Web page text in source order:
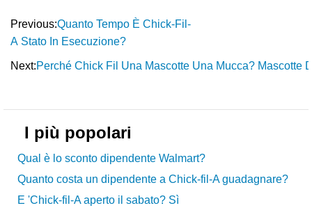
Previous:Quanto Tempo È Chick-Fil-
A Stato In Esecuzione?
Next:Perché Chick Fil Una Mascotte Una Mucca? Mascotte
I più popolari
Qual è lo sconto dipendente Walmart?
Quanto costa un dipendente a Chick-fil-A guadagnare?
E 'Chick-fil-A aperto il sabato? Sì